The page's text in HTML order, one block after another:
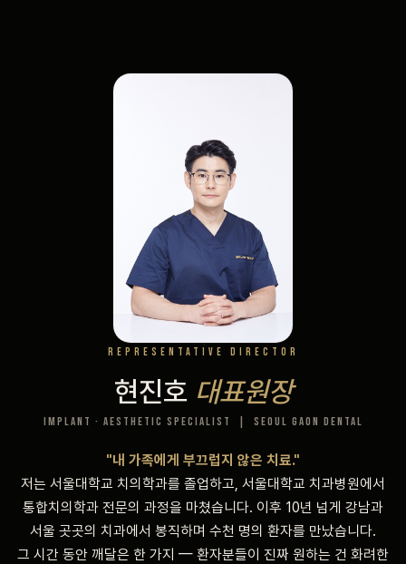
예약 안내
치과 백과사전
자주 묻는 질문
회원가입 / 로그인
REPRESENTATIVE DIRECTOR
현진호 대표원장
Implant · Aesthetic Specialist | Seoul Gaon Dental
"내 가족에게 부끄럽지 않은 치료."
저는 서울대학교 치의학과를 졸업하고, 서울대학교 치과병원에서
통합치의학과 전문의 과정을 마쳤습니다. 이후 10년 넘게 강남과
서울 곳곳의 치과에서 봉직하며 수천 명의 환자를 만났습니다.
그 시간 동안 깨달은 한 가지 — 환자분들이 진짜 원하는 건 화려한